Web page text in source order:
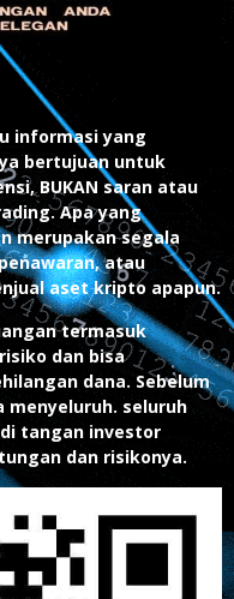
informasi yang
bertujuan untuk
BUKAN saran atau
Apa yang
merupakan segala
atau
aset kripto apapun.
termasuk
dan bisa
dana. Sebelum
seluruh
tangan investor
dan risikonya.